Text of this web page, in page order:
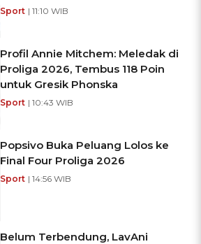
Sport | 11:10 WIB
Profil Annie Mitchem: Meledak di
Proliga 2026, Tembus 118 Poin
untuk Gresik Phonska
Sport | 10:43 WIB
Popsivo Buka Peluang Lolos ke
Final Four Proliga 2026
Sport | 14:56 WIB
Belum Terbendung, LavAni